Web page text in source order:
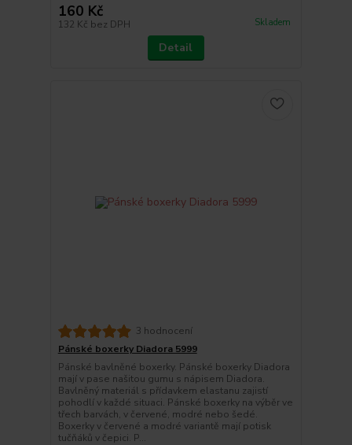
160 Kč
132 Kč bez DPH Skladem
Detail
3 hodnocení
Pánské boxerky Diadora 5999
Pánské bavlněné boxerky. Pánské boxerky Diadora
mají v pase našitou gumu s nápisem Diadora.
Bavlněný materiál s přídavkem elastanu zajistí
pohodlí v každé situaci. Pánské boxerky na výběr ve
třech barvách, v červené, modré nebo šedé.
Boxerky v červené a modré variantě mají potisk
tučňáků v čepici. P...